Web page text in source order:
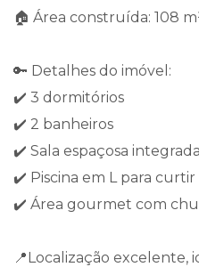
🏠 Área construída: 108
🔑 Detalhes do imóvel:
✔️ 3 dormitórios
✔️ 2 banheiros
✔️ Sala espaçosa
✔️ Piscina em L para curtir
✔️ Área gourmet com
📍Localização excelente,